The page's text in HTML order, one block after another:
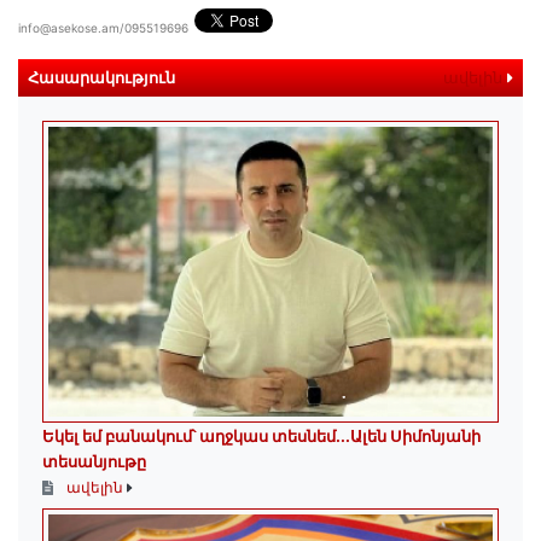
info@asekose.am/095519696
Հասարակություն ավելին
Եկել եմ բանակում՝ աղջկաս տեսնեմ․․․Ալեն Սիմոնյանի
տեսանյութը
ավելին